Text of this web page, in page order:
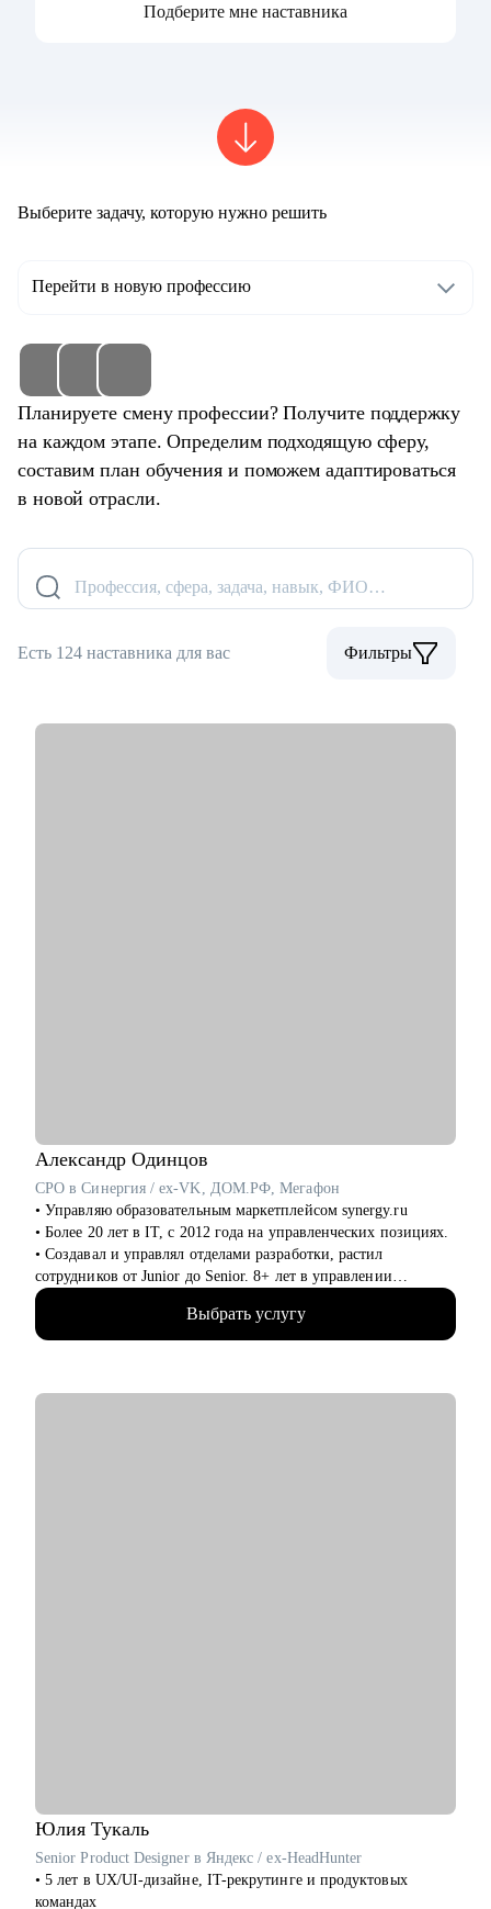
Подберите мне наставника
Выберите задачу, которую нужно решить
Перейти в новую профессию
Планируете смену профессии? Получите поддержку
на каждом этапе. Определим подходящую сферу,
составим план обучения и поможем адаптироваться
в новой отрасли.
Профессия, сфера, задача, навык, ФИО…
Есть 124 наставника для вас Фильтры
Александр Одинцов
CPO в Синергия / ex-VK, ДОМ.РФ, Мегафон
• Управляю образовательным маркетплейсом synergy.ru
• Более 20 лет в IT, c 2012 года на управленческих позициях.
• Создавал и управлял отделами разработки, растил
сотрудников от Junior до Senior. 8+ лет в управлении
продуктами.
• Запускал b2b продукт от идеи до масштабирования.
• Развивал метрики в b2c продуктах: DAU (до 2.5млн), CSI,
Выбрать услугу
Юлия Тукаль
Senior Product Designer в Яндекс / ex-HeadHunter
• 5 лет в UX/UI-дизайне, IT-рекрутинге и продуктовых
командах